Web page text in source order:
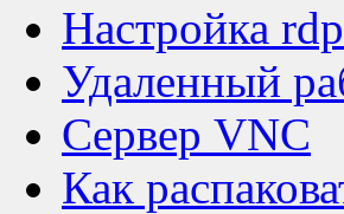
Настройка
Удаленный
Сервер VNC
Как